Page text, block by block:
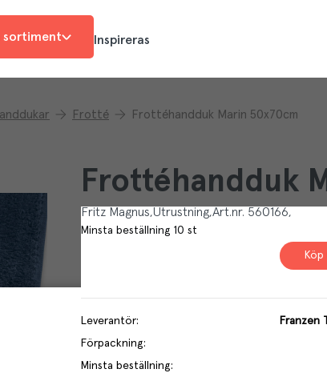
sortiment Inspireras
Frotté Frottéhandduk Marin 50x70cm
Frottéhandduk
Fritz Magnus Utrustning Art.nr. 560166
Minsta beställning 10 st
Köp
Leverantör:
Franzen
Förpackning:
Minsta beställning: